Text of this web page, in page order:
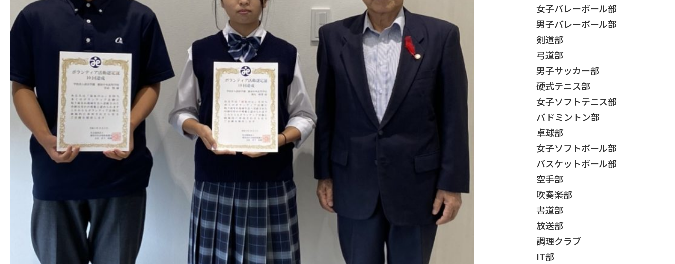
女子バレーボール部
男子バレーボール部
剣道部
弓道部
男子サッカー部
硬式テニス部
女子ソフトテニス部
バドミントン部
卓球部
女子ソフトボール部
バスケットボール部
空手部
吹奏楽部
書道部
放送部
調理クラブ
IT部